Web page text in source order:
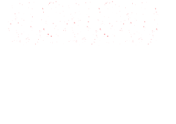
Estofado de Carne: Premio al mejor
estofado